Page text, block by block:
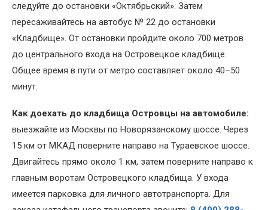
следуйте до остановки «Октябрьский». Затем
пересаживайтесь на автобус № 22 до остановки
«Кладбище». От остановки пройдите около 700 метров
до центрального входа на Островецкое кладбище.
Общее время в пути от метро составляет около 40–50
минут.
Как доехать до кладбища Островцы на автомобиле:
выезжайте из Москвы по Новорязанскому шоссе. Через
15 км от МКАД поверните направо на Тураевское шоссе.
Двигайтесь прямо около 1 км, затем поверните направо к
главным воротам Островецкого кладбища. У входа
имеется парковка для личного автотранспорта. Для